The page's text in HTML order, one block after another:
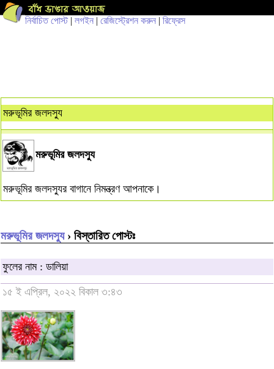
নির্বাচিত পোস্ট| লগইন | রেজিস্ট্রেশন করুন | রিফ্রেস
মরুভূমির জলদস্যু
মরুভূমির জলদস্যু
মরুভূমির জলদস্যুর বাগানে নিমন্ত্রণ আপনাকে।
মরুভূমির জলদস্যু› বিস্তারিত পোস্টঃ
ফুলের নাম : ডালিয়া
১৫ ই এপ্রিল, ২০২২ বিকাল ৩:৪৩